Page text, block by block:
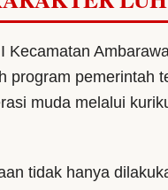
Kecamatan
program pemerintah
muda melalui
tidak hanya